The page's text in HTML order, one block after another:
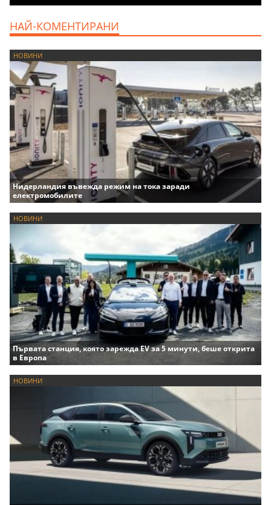
НАЙ-КОМЕНТИРАНИ
НОВИНИ
Нидерландия въвежда режим на тока заради
електромобилите
НОВИНИ
Първата станция, която зарежда EV за 5 минути, беше открита
в Европа
НОВИНИ